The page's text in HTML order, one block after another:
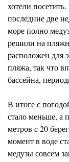
хотели
последние две
море полно
решили на
расположен для
пляжа, так что
бассейна,
В итоге с
стало меньше, а
метров с 20
момент в воде
медузы совсем